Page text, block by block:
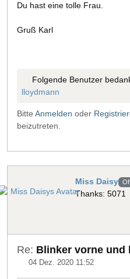
Du hast eine tolle Frau.
Gruß Karl
Folgende Benutzer
lloydmann
Bitte Anmelden oder
beizutreten.
Miss Daisy
Thanks: 5071
Re: Blinker vorne und
04 Dez. 2020 11:52